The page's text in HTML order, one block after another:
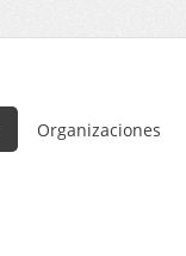
Organizaciones